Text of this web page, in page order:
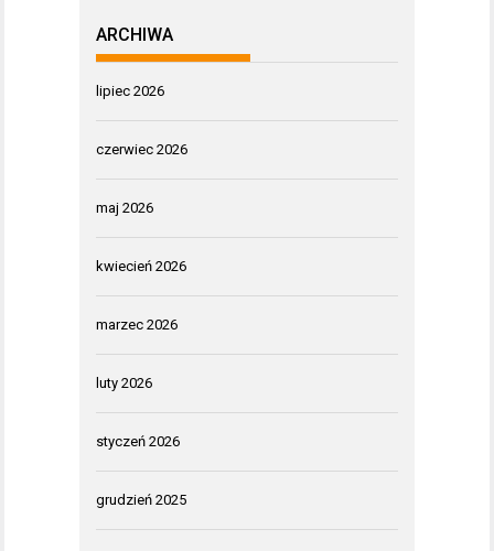
ARCHIWA
lipiec 2026
czerwiec 2026
maj 2026
kwiecień 2026
marzec 2026
luty 2026
styczeń 2026
grudzień 2025